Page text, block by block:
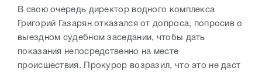
В свою очередь директор водного комплекса
Григорий Газарян отказался от допроса, попросив о
выездном судебном заседании, чтобы дать
показания непосредственно на месте
происшествия. Прокурор возразил, что это не даст